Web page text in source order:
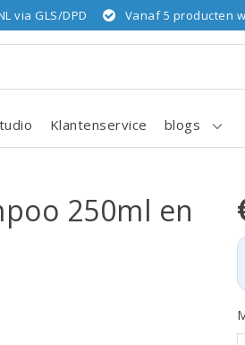
via GLS/DPD Vanaf 5 producten
Klantenservice blogs
250ml en